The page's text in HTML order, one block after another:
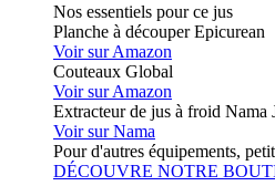
Nos essentiels pour ce jus
Planche à découper Epicurean
Voir sur Amazon
Couteaux Global
Voir sur Amazon
Extracteur de jus à froid Nama
Voir sur Nama
Pour d'autres équipements,
DÉCOUVRE NOTRE